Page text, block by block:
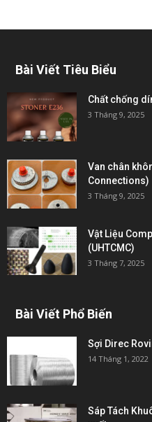
Bài Viết Tiêu Biểu
Chất chống
3 Tháng 9, 2025
Van chân
Connections)
3 Tháng 9, 2025
Vật Liệu
(UHTCMC)
3 Tháng 7, 2025
Bài Viết Phổ Biến
Sợi Direc
14 Tháng 1, 2022
Sáp Tách